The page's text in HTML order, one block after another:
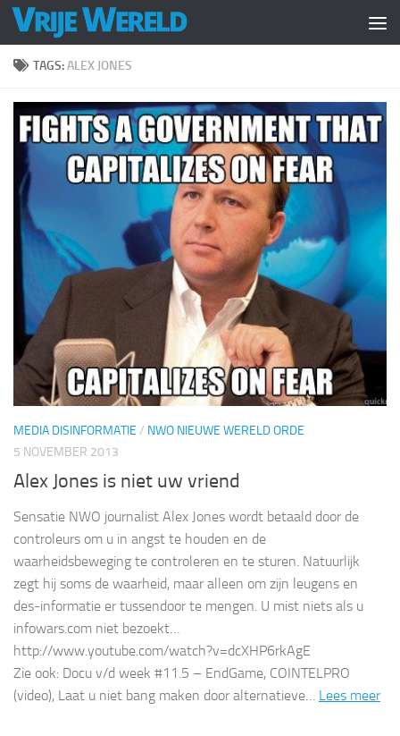
Doorgaan naar inhoud
TAGS:ALEX JONES
MEDIA DISINFORMATIE / NWO NIEUWE WERELD ORDE
5 NOVEMBER 2013
Alex Jones is niet uw vriend
Sensatie NWO journalist Alex Jones wordt betaald door de
controleurs om u in angst te houden en de
waarheidsbeweging te controleren en te sturen. Natuurlijk
zegt hij soms de waarheid, maar alleen om zijn leugens en
des-informatie er tussendoor te mengen. U mist niets als u
infowars.com niet bezoekt…
http://www.youtube.com/watch?v=dcXHP6rkAgE
Zie ook: Docu v/d week #11.5 – EndGame, COINTELPRO
(video), Laat u niet bang maken door alternatieve… Lees meer